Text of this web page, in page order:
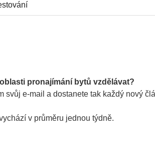
pronajímání bytů vzdělávat?
svůj e-mail a dostanete tak každý nový
v průměru jednou týdně.